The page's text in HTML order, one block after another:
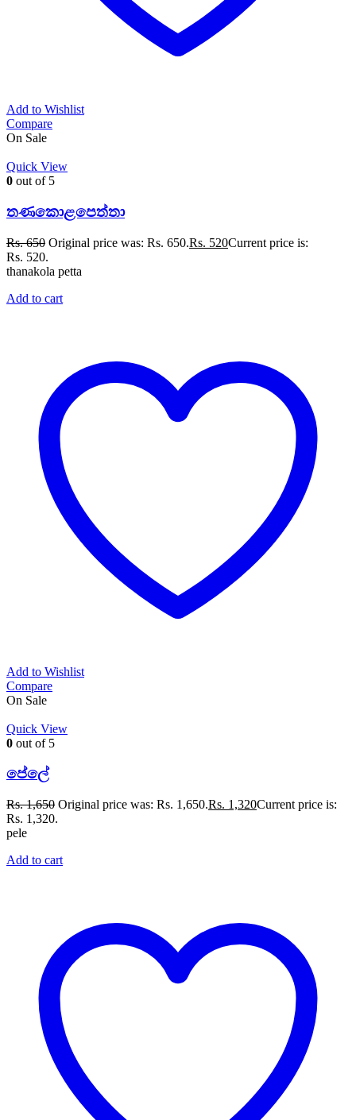
Add to Wishlist
Compare
On Sale
Quick View
0 out of 5
තණකොළපෙත්තා
Rs.650 Original price was: Rs. 650.Rs. 520Current price is:
Rs. 520.
thanakola petta
Add to cart
Add to Wishlist
Compare
On Sale
Quick View
0 out of 5
පේලේ
Rs.1,650 Original price was: Rs. 1,650.Rs. 1,320Current price is:
Rs. 1,320.
pele
Add to cart